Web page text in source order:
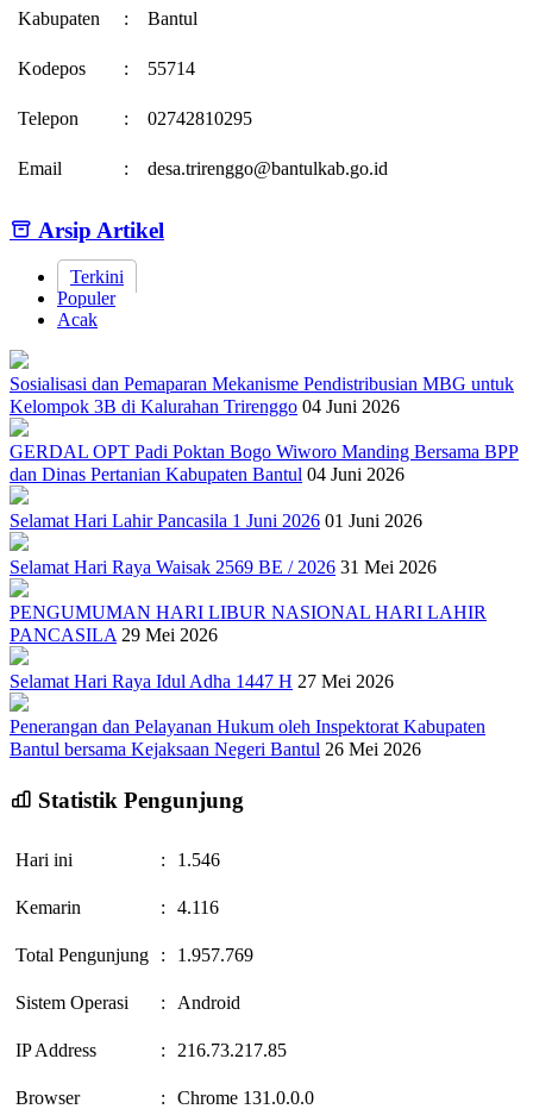
Kabupaten : Bantul
Kodepos : 55714
Telepon : 02742810295
Email : desa.trirenggo@bantulkab.go.id
Arsip Artikel
Terkini
Populer
Acak
Sosialisasi dan Pemaparan Mekanisme Pendistribusian MBG untuk
Kelompok 3B di Kalurahan Trirenggo 04 Juni 2026
GERDAL OPT Padi Poktan Bogo Wiworo Manding Bersama BPP
dan Dinas Pertanian Kabupaten Bantul 04 Juni 2026
Selamat Hari Lahir Pancasila 1 Juni 2026 01 Juni 2026
Selamat Hari Raya Waisak 2569 BE / 2026 31 Mei 2026
PENGUMUMAN HARI LIBUR NASIONAL HARI LAHIR
PANCASILA 29 Mei 2026
Selamat Hari Raya Idul Adha 1447 H 27 Mei 2026
Penerangan dan Pelayanan Hukum oleh Inspektorat Kabupaten
Bantul bersama Kejaksaan Negeri Bantul 26 Mei 2026
Statistik Pengunjung
Hari ini : 1.546
Kemarin : 4.116
Total Pengunjung : 1.957.769
Sistem Operasi : Android
IP Address : 216.73.217.85
Browser : Chrome 131.0.0.0